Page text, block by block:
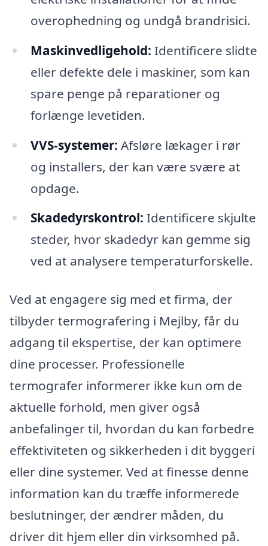
overophedning og undgå brandrisici.
Maskinvedligehold: Identificere slidte
eller defekte dele i maskiner, som kan
spare penge på reparationer og
forlænge levetiden.
VVS-systemer: Afsløre lækager i rør
og installers, der kan være svære at
opdage.
Skadedyrskontrol: Identificere skjulte
steder, hvor skadedyr kan gemme sig
ved at analysere temperaturforskelle.
Ved at engagere sig med et firma, der
tilbyder termografering i Mejlby, får du
adgang til ekspertise, der kan optimere
dine processer. Professionelle
termografer informerer ikke kun om de
aktuelle forhold, men giver også
anbefalinger til, hvordan du kan forbedre
effektiviteten og sikkerheden i dit byggeri
eller dine systemer. Ved at finesse denne
information kan du træffe informerede
beslutninger, der ændrer måden, du
driver dit hjem eller din virksomhed på.